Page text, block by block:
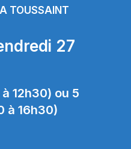
TOUSSAINT
27
12h30) ou 5
à 16h30)